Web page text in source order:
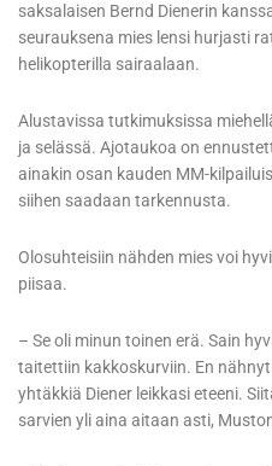
saksalaisen Bernd Dienerin
seurauksena mies lensi hurjasti
helikopterilla sairaalaan.
Alustavissa tutkimuksissa
ja selässä. Ajotaukoa on
ainakin osan kauden MM-
siihen saadaan tarkennusta.
Olosuhteisiin nähden mies voi
piisaa.
– Se oli minun toinen erä. Sain
taitettiin kakkoskurviin. En
yhtäkkiä Diener leikkasi eteeni.
sarvien yli aina aitaan asti,